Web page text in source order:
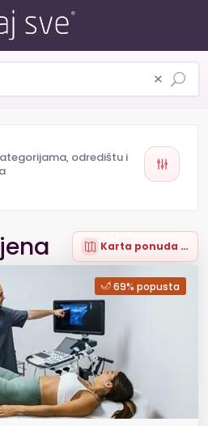
×
odredištu i
Karta ponuda (8)
69% popusta